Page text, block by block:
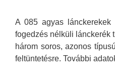
A 085 agyas
fogedzés nélküli lánckerék
három soros, azonos
feltüntetésre. További